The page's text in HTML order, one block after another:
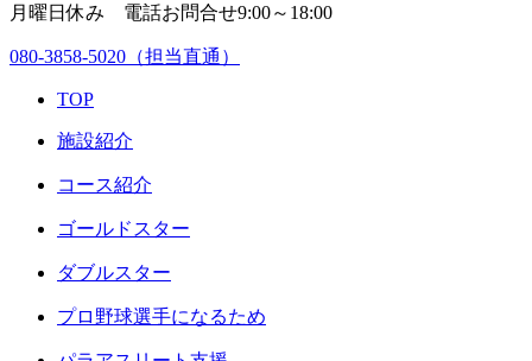
月曜日休み 電話お問合せ9:00～18:00
080-3858-5020 （担当直通）
TOP
施設紹介
コース紹介
ゴールドスター
ダブルスター
プロ野球選手になるため